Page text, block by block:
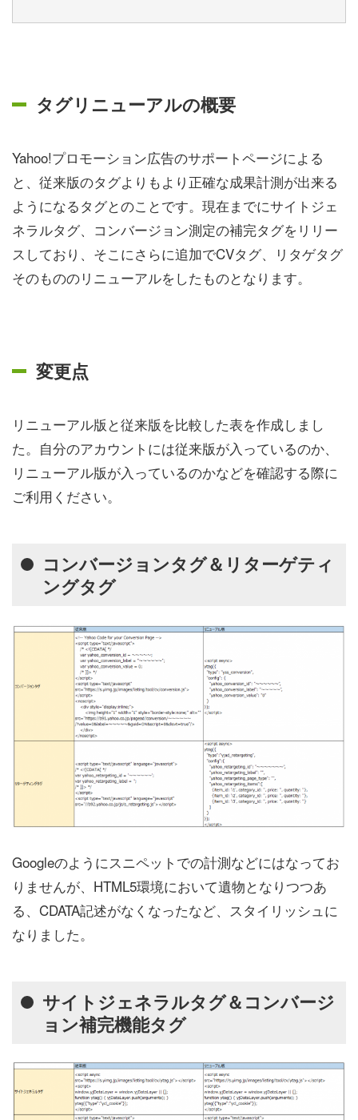
タグリニューアルの概要
Yahoo!プロモーション広告のサポートページによる
と、従来版のタグよりもより正確な成果計測が出来る
ようになるタグとのことです。現在までにサイトジェ
ネラルタグ、コンバージョン測定の補完タグをリリー
スしており、そこにさらに追加でCVタグ、リタゲタグ
そのもののリニューアルをしたものとなります。
変更点
リニューアル版と従来版を比較した表を作成しまし
た。自分のアカウントには従来版が入っているのか、
リニューアル版が入っているのかなどを確認する際に
ご利用ください。
コンバージョンタグ＆リターゲティ
ングタグ
Googleのようにスニペットでの計測などにはなってお
りませんが、HTML5環境において遺物となりつつあ
る、CDATA記述がなくなったなど、スタイリッシュに
なりました。
サイトジェネラルタグ＆コンバージ
ョン補完機能タグ